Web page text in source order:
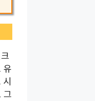
유
그